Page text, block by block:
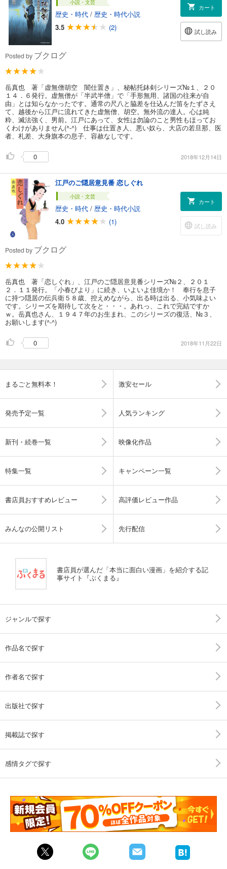
小説・文芸
歴史・時代 / 歴史・時代小説
3.5
(2)
カート
試し読み
Posted by ブクログ
岳真也 著「虚無僧胡空 闇仕置き」、秘帖托鉢剣シリーズ№１、２０
１４．６発行。虚無僧が「半武半僧」で「手形無用、諸国の往来が自
由」とは知らなかったです。通常の尺八と脇差を仕込んだ笛をたずさえ
て、越後から江戸に流れてきた虚無僧、胡空。無外流の達人。心は純
粋、滅法強く、男前。江戸にあって、女性は勿論のこと男性もほってお
くわけがありません(^-^) 仕事は仕置き人、悪い奴ら、大店の若旦那、医
者、札差、大身旗本の息子、容赦なしです。
0 2018年12月14日
江戸のご隠居意見番 恋しぐれ
小説・文芸
歴史・時代 / 歴史・時代小説
4.0
(1)
カート
試し読み
Posted by ブクログ
岳真也 著「恋しぐれ」、江戸のご隠居意見番シリーズ№２、２０１
２．１１発行。「小春びより」に続き、いよいよ佳境か！ 奉行を息子
に持つ隠居の伝兵衛５８歳、控えめながら、出る時は出る、小気味よい
です。シリーズを期待して次をと・・・。あれっ、これで完結ですか
ｗ。岳真也さん、１９４７年のお生まれ、このシリーズの復活、№３、
お願いします(^-^)
0 2018年11月22日
まるごと無料本！ 激安セール
発売予定一覧 人気ランキング
新刊・続巻一覧 映像化作品
特集一覧 キャンペーン一覧
書店員おすすめレビュー 高評価レビュー作品
みんなの公開リスト 先行配信
書店員が選んだ「本当に面白い漫画」を紹介する記
事サイト『ぶくまる』
ジャンルで探す
作品名で探す
作者名で探す
出版社で探す
掲載誌で探す
感情タグで探す